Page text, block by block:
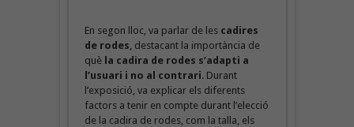
En segon lloc, va parlar de les cadires
de rodes , destacant la importància de
què la cadira de rodes s’adapti a
l’usuari i no al contrari. Durant
l’exposició, va explicar els diferents
factors a tenir en compte durant l’elecció
de la cadira de rodes, com la talla, els